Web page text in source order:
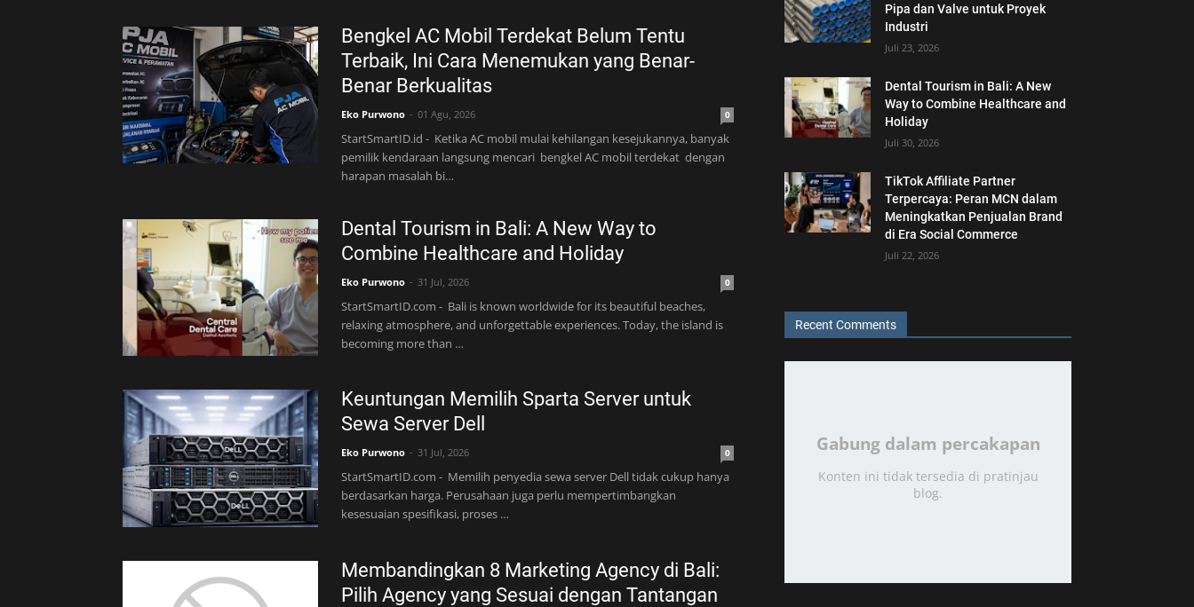
Bengkel AC Mobil Terdekat Belum Tentu
Terbaik, Ini Cara Menemukan yang Benar-
Benar Berkualitas
Eko Purwono 01 Agu, 2026 0
StartSmartID.id - Ketika AC mobil mulai kehilangan kesejukannya, banyak
pemilik kendaraan langsung mencari bengkel AC mobil terdekat dengan
harapan masalah bi…
Dental Tourism in Bali: A New Way to
Combine Healthcare and Holiday
Eko Purwono 31 Jul, 2026 0
StartSmartID.com - Bali is known worldwide for its beautiful beaches,
relaxing atmosphere, and unforgettable experiences. Today, the island is
becoming more than …
Keuntungan Memilih Sparta Server untuk
Sewa Server Dell
Eko Purwono 31 Jul, 2026 0
StartSmartID.com - Memilih penyedia sewa server Dell tidak cukup hanya
berdasarkan harga. Perusahaan juga perlu mempertimbangkan
kesesuaian spesifikasi, proses …
Membandingkan 8 Marketing Agency di Bali:
Pilih Agency yang Sesuai dengan Tantangan
Pipa dan Valve untuk Proyek
Industri
Juli 23, 2026
Dental Tourism in Bali: A New
Way to Combine Healthcare and
Holiday
Juli 30, 2026
TikTok Affiliate Partner
Terpercaya: Peran MCN dalam
Meningkatkan Penjualan Brand
di Era Social Commerce
Juli 22, 2026
Recent Comments
Gabung dalam percakapan
Konten ini tidak tersedia di pratinjau
blog.